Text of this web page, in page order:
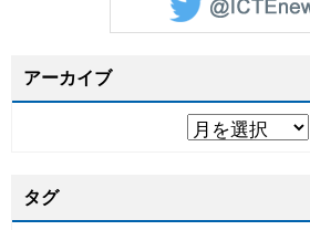
アーカイブ
タグ